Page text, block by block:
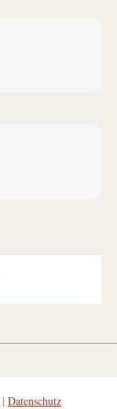
| Datenschutz